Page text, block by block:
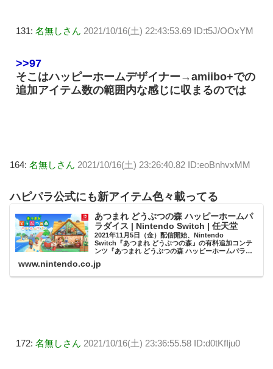
131: 名無しさん 2021/10/16(土) 22:43:53.69 ID:t5J/OOxYM
>>97
そこはハッピーホームデザイナー→amiibo+での
追加アイテム数の範囲内な感じに収まるのでは
164: 名無しさん 2021/10/16(土) 23:26:40.82 ID:eoBnhvxMM
ハピパラ公式にも新アイテム色々載ってる
あつまれ どうぶつの森 ハッピーホームパ
ラダイス | Nintendo Switch | 任天堂
2021年11月5日（金）配信開始、Nintendo
Switch『あつまれ どうぶつの森』の有料追加コンテ
ンツ『あつまれ どうぶつの森 ハッピーホームパラダ
www.nintendo.co.jp
172: 名無しさん 2021/10/16(土) 23:36:55.58 ID:d0tKfIju0